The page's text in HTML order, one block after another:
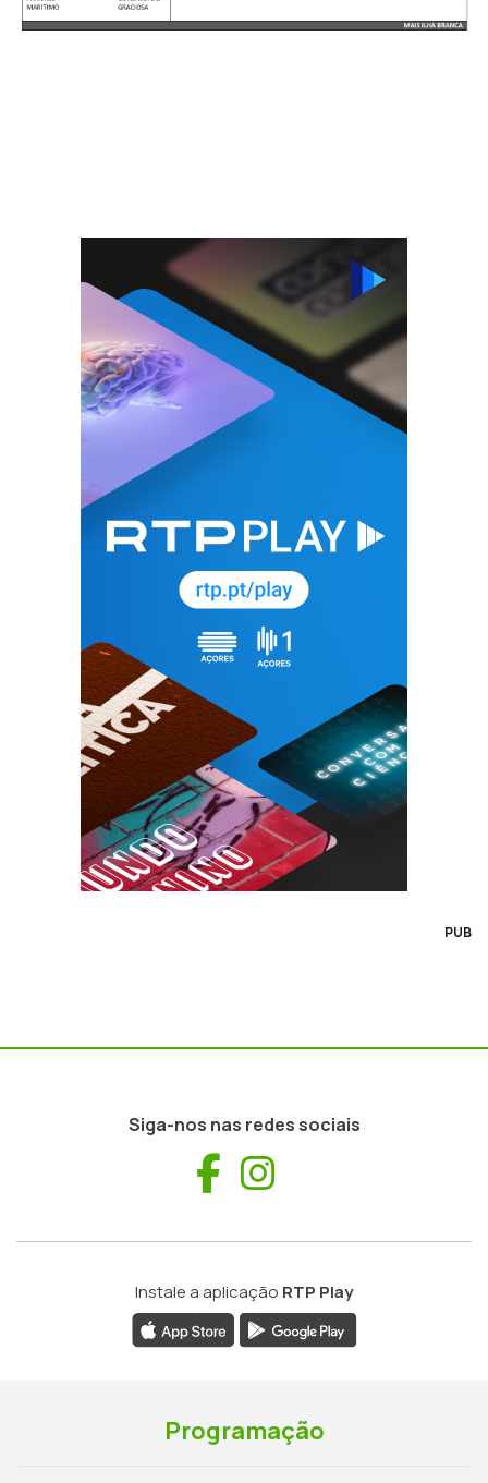
PUB
Siga-nos nas redes sociais
Facebook
Instale a aplicação RTP Play
Programação